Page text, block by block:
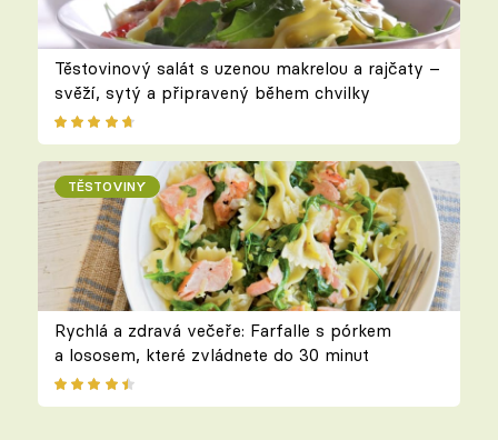
Těstovinový salát s uzenou makrelou a rajčaty –
svěží, sytý a připravený během chvilky
TĚSTOVINY
Rychlá a zdravá večeře: Farfalle s pórkem
a lososem, které zvládnete do 30 minut